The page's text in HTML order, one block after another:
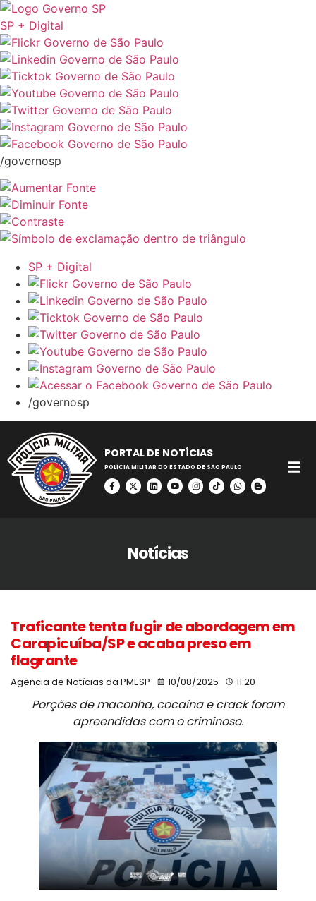
SP + Digital
/governosp
SP + Digital
/governosp
PORTAL DE NOTÍCIAS
POLÍCIA MILITAR DO ESTADO DE SÃO PAULO
Notícias
Traficante tenta fugir de abordagem em
Carapicuíba/SP e acaba preso em
flagrante
Agência de Notícias da PMESP 10/08/2025 11:20
Porções de maconha, cocaína e crack foram
apreendidas com o criminoso.